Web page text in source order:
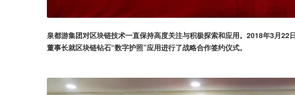
泉都游集团对区块链技术一直保持高度关注与积极探索和应用。2018年3月22
董事长就区块链钻石“数字护照”应用进行了战略合作签约仪式。